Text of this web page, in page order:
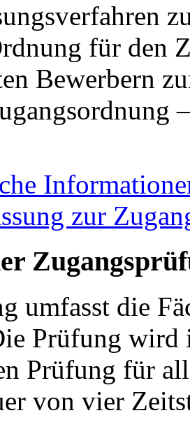
für den
Bewerbern
zur
umfasst die
Prüfung wird
Prüfung für
von vier